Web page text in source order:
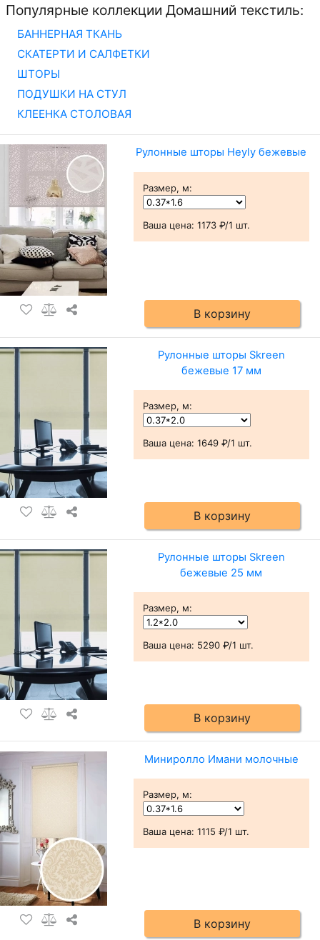
Популярные коллекции Домашний текстиль:
БАННЕРНАЯ ТКАНЬ
СКАТЕРТИ И САЛФЕТКИ
ШТОРЫ
ПОДУШКИ НА СТУЛ
КЛЕЕНКА СТОЛОВАЯ
Рулонные шторы Heyly бежевые
Размер, м:
Ваша цена: 1173 ₽/1 шт.
В корзину
Рулонные шторы Skreen
бежевые 17 мм
Размер, м:
Ваша цена: 1649 ₽/1 шт.
В корзину
Рулонные шторы Skreen
бежевые 25 мм
Размер, м:
Ваша цена: 5290 ₽/1 шт.
В корзину
Миниролло Имани молочные
Размер, м:
Ваша цена: 1115 ₽/1 шт.
В корзину